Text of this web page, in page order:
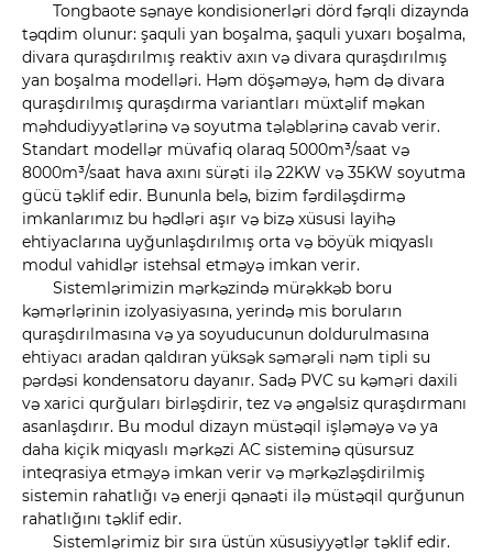
Tongbaote sənaye kondisionerləri dörd fərqli dizaynda
təqdim olunur: şaquli yan boşalma, şaquli yuxarı boşalma,
divara quraşdırılmış reaktiv axın və divara quraşdırılmış
yan boşalma modelləri. Həm döşəməyə, həm də divara
quraşdırılmış quraşdırma variantları müxtəlif məkan
məhdudiyyətlərinə və soyutma tələblərinə cavab verir.
Standart modellər müvafiq olaraq 5000m³/saat və
8000m³/saat hava axını sürəti ilə 22KW və 35KW soyutma
gücü təklif edir. Bununla belə, bizim fərdiləşdirmə
imkanlarımız bu hədləri aşır və bizə xüsusi layihə
ehtiyaclarına uyğunlaşdırılmış orta və böyük miqyaslı
modul vahidlər istehsal etməyə imkan verir.
Sistemlərimizin mərkəzində mürəkkəb boru
kəmərlərinin izolyasiyasına, yerində mis boruların
quraşdırılmasına və ya soyuducunun doldurulmasına
ehtiyacı aradan qaldıran yüksək səmərəli nəm tipli su
pərdəsi kondensatoru dayanır. Sadə PVC su kəməri daxili
və xarici qurğuları birləşdirir, tez və əngəlsiz quraşdırmanı
asanlaşdırır. Bu modul dizayn müstəqil işləməyə və ya
daha kiçik miqyaslı mərkəzi AC sisteminə qüsursuz
inteqrasiya etməyə imkan verir və mərkəzləşdirilmiş
sistemin rahatlığı və enerji qənaəti ilə müstəqil qurğunun
rahatlığını təklif edir.
Sistemlərimiz bir sıra üstün xüsusiyyətlər təklif edir.